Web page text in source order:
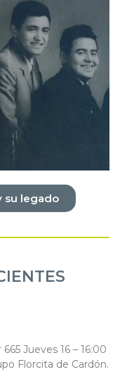
su legado
Jueves 16 – 16:00
Florcita de Cardón.